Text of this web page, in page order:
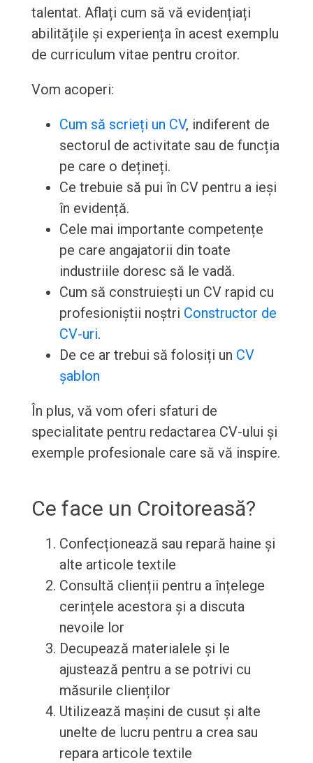
talentat. Aflați cum să vă evidențiați
abilitățile și experiența în acest exemplu
de curriculum vitae pentru croitor.
Vom acoperi:
Cum să scrieți un CV, indiferent de
sectorul de activitate sau de funcția
pe care o dețineți.
Ce trebuie să pui în CV pentru a ieși
în evidență.
Cele mai importante competențe
pe care angajatorii din toate
industriile doresc să le vadă.
Cum să construiești un CV rapid cu
profesioniștii noștri Constructor de
CV-uri.
De ce ar trebui să folosiți un CV
șablon
În plus, vă vom oferi sfaturi de
specialitate pentru redactarea CV-ului și
exemple profesionale care să vă inspire.
Ce face un Croitoreasă?
Confecționează sau repară haine și
alte articole textile
Consultă clienții pentru a înțelege
cerințele acestora și a discuta
nevoile lor
Decupează materialele și le
ajustează pentru a se potrivi cu
măsurile clienților
Utilizează mașini de cusut și alte
unelte de lucru pentru a crea sau
repara articole textile